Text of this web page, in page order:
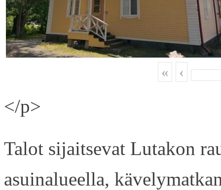
« ‹
</p>
Talot sijaitsevat Lutakon
asuinalueella,